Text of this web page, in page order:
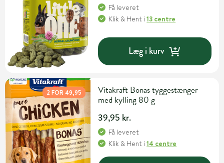
Få leveret
Klik & Hent i13 centre
Læg i kurv
2 FOR 49,95
Vitakraft Bonas tyggestænger
med kylling 80 g
39,95 kr.
Få leveret
Klik & Hent i14 centre